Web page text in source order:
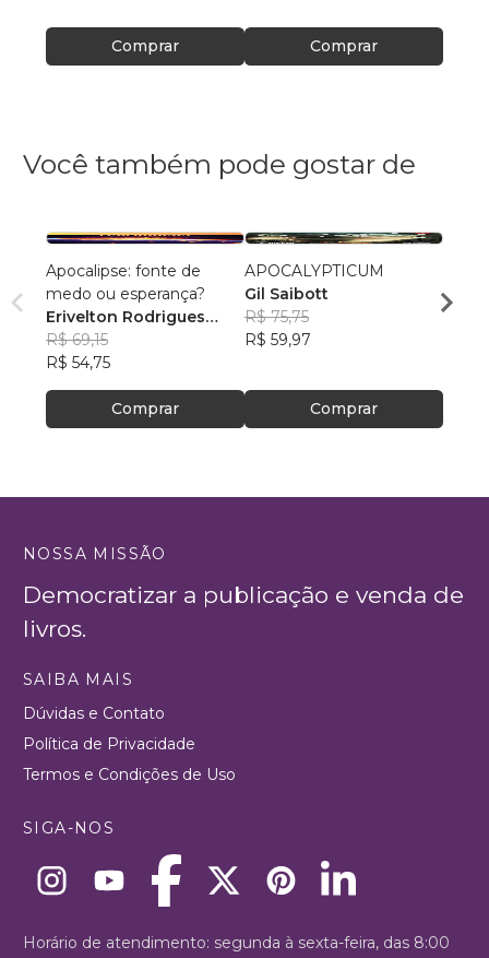
Comprar Comprar
Você também pode gostar de
Apocalipse: fonte de
medo ou esperança?
Erivelton Rodrigues
Nunes
R$ 69,15
R$ 54,75
Comprar
APOCALYPTICUM
Gil Saibott
R$ 75,75
R$ 59,97
Comprar
R$
NOSSA MISSÃO
Democratizar a publicação e venda de
livros.
SAIBA MAIS
Dúvidas e Contato
Política de Privacidade
Termos e Condições de Uso
SIGA-NOS
Horário de atendimento: segunda à sexta-feira, das 8:00